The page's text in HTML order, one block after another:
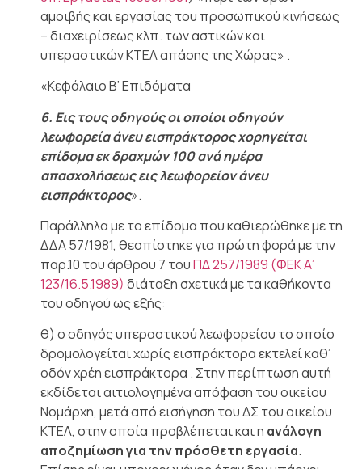
αμοιβής και εργασίας του προσωπικού κινήσεως
– διαχειρίσεως κλπ. των αστικών και
υπεραστικών ΚΤΕΛ απάσης της Χώρας» .
«Κεφάλαιο Β’ Επιδόματα
6. Εις τους οδηγούς οι οποίοι οδηγούν
λεωφορεία άνευ εισπράκτορος χορηγείται
επίδομα εκ δραχμών 100 ανά ημέρα
απασχολήσεως εις λεωφορείον άνευ
εισπράκτορος».
Παράλληλα με το επίδομα που καθιερώθηκε με τη
ΔΔΑ 57/1981, θεσπίστηκε για πρώτη φορά με την
παρ.10 του άρθρου 7 τουΠΔ 257/1989 (ΦΕΚ Α’
123/16.5.1989) διάταξη σχετικά με τα καθήκοντα
του οδηγού ως εξής:
θ) ο οδηγός υπεραστικού λεωφορείου το οποίο
δρομολογείται χωρίς εισπράκτορα εκτελεί καθ’
οδόν χρέη εισπράκτορα . Στην περίπτωση αυτή
εκδίδεται αιτιολογημένα απόφαση του οικείου
Νομάρχη, μετά από εισήγηση του ΔΣ του οικείου
ΚΤΕΛ, στην οποία προβλέπεται και η ανάλογη
αποζημίωση για την πρόσθετη εργασία.